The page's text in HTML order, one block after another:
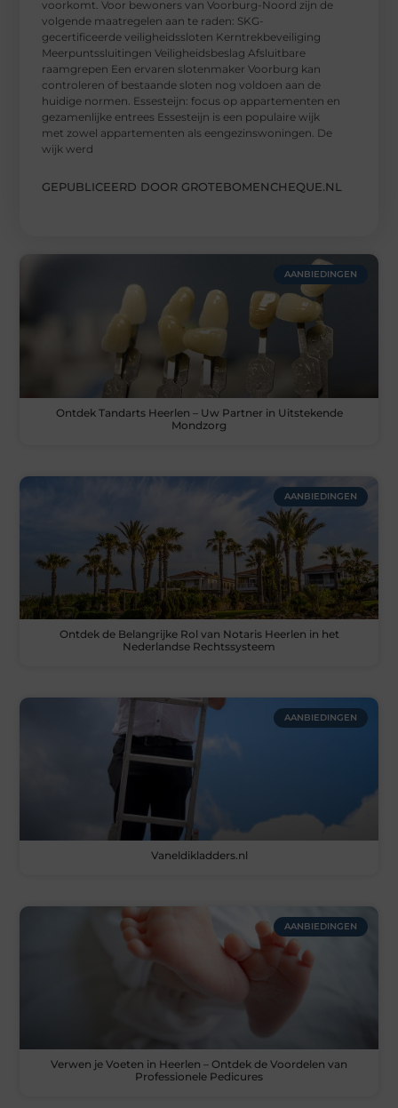
voorkomt. Voor bewoners van Voorburg-Noord zijn de
volgende maatregelen aan te raden: SKG-
gecertificeerde veiligheidssloten Kerntrekbeveiliging
Meerpuntssluitingen Veiligheidsbeslag Afsluitbare
raamgrepen Een ervaren slotenmaker Voorburg kan
controleren of bestaande sloten nog voldoen aan de
huidige normen. Essesteijn: focus op appartementen en
gezamenlijke entrees Essesteijn is een populaire wijk
met zowel appartementen als eengezinswoningen. De
wijk werd
GEPUBLICEERD DOOR GROTEBOMENCHEQUE.NL
AANBIEDINGEN
Ontdek Tandarts Heerlen – Uw Partner in Uitstekende
Mondzorg
AANBIEDINGEN
Ontdek de Belangrijke Rol van Notaris Heerlen in het
Nederlandse Rechtssysteem
AANBIEDINGEN
Vaneldikladders.nl
AANBIEDINGEN
Verwen je Voeten in Heerlen – Ontdek de Voordelen van
Professionele Pedicures